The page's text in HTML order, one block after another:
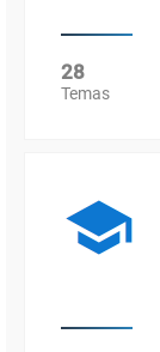
28
Temas